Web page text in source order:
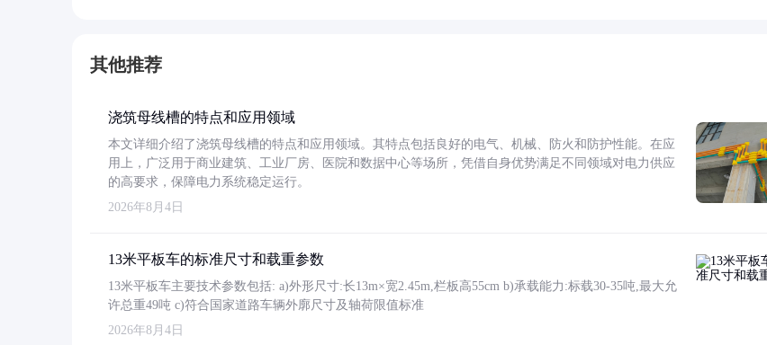
其他推荐
浇筑母线槽的特点和应用领域
本文详细介绍了浇筑母线槽的特点和应用领域。其特点包括良好的电气、机械、防火和防护性能。在应
用上，广泛用于商业建筑、工业厂房、医院和数据中心等场所，凭借自身优势满足不同领域对电力供应
的高要求，保障电力系统稳定运行。
2026年8月4日
13米平板车的标准尺寸和载重参数
13米平板车主要技术参数包括: a)外形尺寸:长13m×宽2.45m,栏板高55cm b)承载能力:标载30-35吨,最大允
许总重49吨 c)符合国家道路车辆外廓尺寸及轴荷限值标准
2026年8月4日